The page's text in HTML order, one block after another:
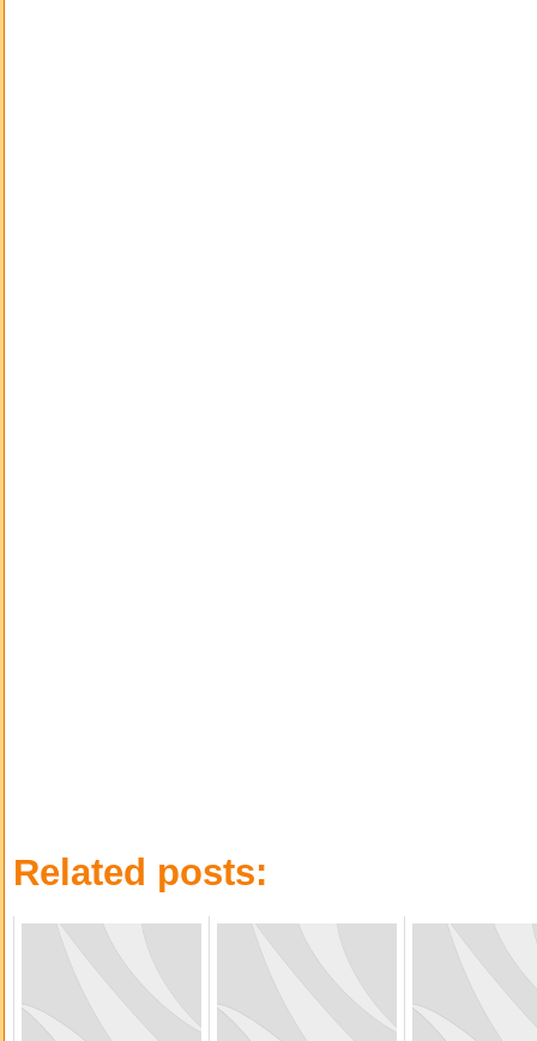
Related posts: